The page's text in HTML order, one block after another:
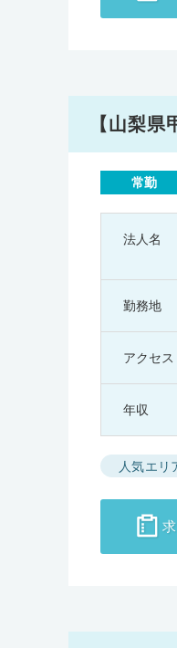
【山梨
常勤
法人名
勤務地
アクセス
年収
人気エリ